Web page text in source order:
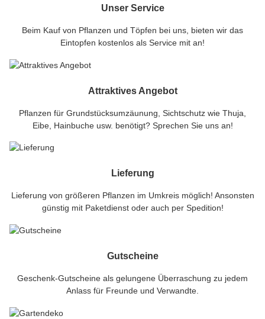
Unser Service
Beim Kauf von Pflanzen und Töpfen bei uns, bieten wir das
Eintopfen kostenlos als Service mit an!
Attraktives Angebot
Pflanzen für Grundstücksumzäunung, Sichtschutz wie Thuja,
Eibe, Hainbuche usw. benötigt? Sprechen Sie uns an!
Lieferung
Lieferung von größeren Pflanzen im Umkreis möglich! Ansonsten
günstig mit Paketdienst oder auch per Spedition!
Gutscheine
Geschenk-Gutscheine als gelungene Überraschung zu jedem
Anlass für Freunde und Verwandte.